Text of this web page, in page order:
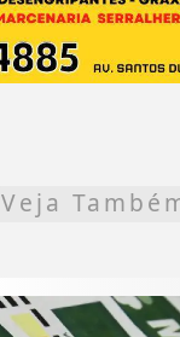
Veja